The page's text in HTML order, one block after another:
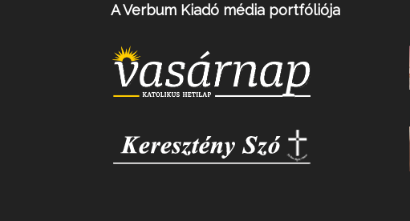
A Verbum Kiadó média portfóliója